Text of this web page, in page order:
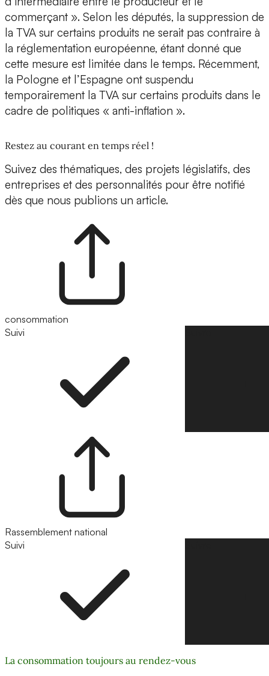
commerçant ». Selon les députés, la suppression de
la TVA sur certains produits ne serait pas contraire à
la réglementation européenne, étant donné que
cette mesure est limitée dans le temps. Récemment,
la Pologne et l’Espagne ont suspendu
temporairement la TVA sur certains produits dans le
cadre de politiques « anti-inflation ».
Restez au courant en temps réel !
Suivez des thématiques, des projets législatifs, des
entreprises et des personnalités pour être notifié
dès que nous publions un article.
consommation
Suivi
Rassemblement national
Suivi
La consommation toujours au rendez-vous